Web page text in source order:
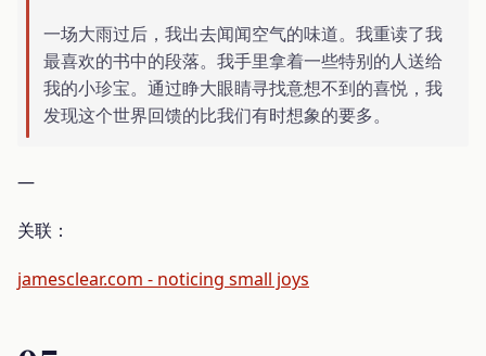
一场大雨过后，我出去闻闻空气的味道。我重读了我
最喜欢的书中的段落。我手里拿着一些特别的人送给
我的小珍宝。通过睁大眼睛寻找意想不到的喜悦，我
发现这个世界回馈的比我们有时想象的要多。
—
关联：
jamesclear.com - noticing small joys